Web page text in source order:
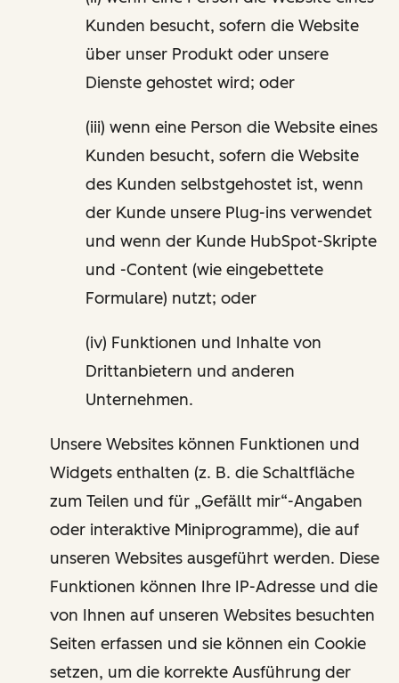
Kunden besucht, sofern die Website
über unser Produkt oder unsere
Dienste gehostet wird; oder
(iii) wenn eine Person die Website eines
Kunden besucht, sofern die Website
des Kunden selbstgehostet ist, wenn
der Kunde unsere Plug-ins verwendet
und wenn der Kunde HubSpot-Skripte
und -Content (wie eingebettete
Formulare) nutzt; oder
(iv) Funktionen und Inhalte von
Drittanbietern und anderen
Unternehmen.
Unsere Websites können Funktionen und
Widgets enthalten (z. B. die Schaltfläche
zum Teilen und für „Gefällt mir“-Angaben
oder interaktive Miniprogramme), die auf
unseren Websites ausgeführt werden. Diese
Funktionen können Ihre IP-Adresse und die
von Ihnen auf unseren Websites besuchten
Seiten erfassen und sie können ein Cookie
setzen, um die korrekte Ausführung der